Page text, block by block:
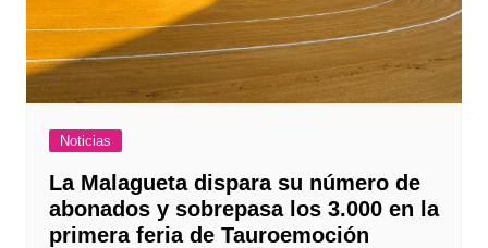
Noticias
La Malagueta dispara su número de
abonados y sobrepasa los 3.000 en la
primera feria de Tauroemoción